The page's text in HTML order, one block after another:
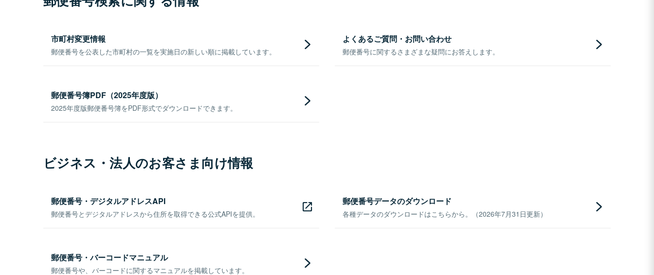
市町村変更情報
郵便番号を公表した市町村の一覧を実施日の新しい順に掲載しています。
よくあるご質問・お問い合わせ
郵便番号に関するさまざまな疑問にお答えします。
郵便番号簿PDF（2025年度版）
2025年度版郵便番号簿をPDF形式でダウンロードできます。
ビジネス・法人のお客さま向け情報
郵便番号・デジタルアドレスAPI
郵便番号とデジタルアドレスから住所を取得できる公式APIを提供。
郵便番号データのダウンロード
各種データのダウンロードはこちらから。（2026年7月31日更新）
郵便番号・バーコードマニュアル
郵便番号や、バーコードに関するマニュアルを掲載しています。